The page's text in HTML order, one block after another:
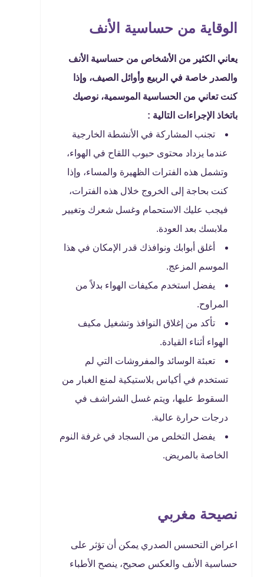
الوقاية من حساسية الأنف
يعاني الكثير من الأشخاص من حساسية الأنف
والصدر خاصة في الربيع وأوائل الصيف، وإذا
كنت تعاني من الحساسية الموسمية، نوصيك
باتخاذ الإجراءات التالية :
تجنب المشاركة في الأنشطة الخارجية
عندما يزداد محتوى حبوب اللقاح في الهواء،
وتشمل هذه الفترات الظهيرة والمساء، وإذا
كنت بحاجة إلى الخروج خلال هذه الفترات،
فيجب عليك الاستحمام وغسل شعرك وتغيير
ملابسك بعد العودة.
أغلق أبوابك ونوافذك قدر الإمكان في هذا
الموسم المزعج.
يفضل استخدم مكيفات الهواء بدلاً من
المراوح.
تأكد من إغلاق النوافذ وتشغيل مكيف
الهواء أثناء القيادة.
تعبئة الوسائد والمفروشات التي لم
تستخدم في أكياس بلاستيكية لمنع الغبار من
السقوط عليها، ويتم غسل الشراشف في
درجات حرارة عالية.
يفضل التخلص من السجاد في غرفة النوم
الخاصة بالمريض.
نصيحة مغربي
اعراض التحسس الصدري يمكن أن تؤثر على
حساسية الأنف والعكس صحيح، ينصح الأطباء